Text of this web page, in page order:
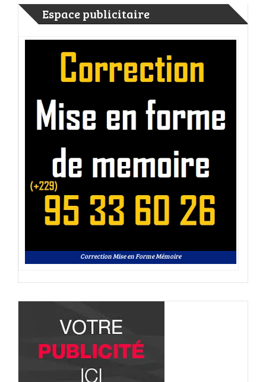
Espace publicitaire
Correction Mise en Forme Mémoire